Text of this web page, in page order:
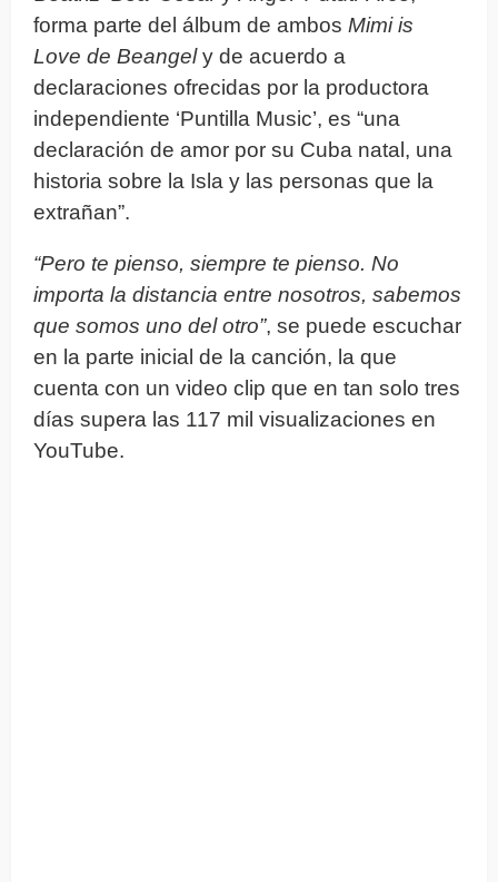
forma parte del álbum de ambos Mimi is
Love de Beangely de acuerdo a
declaraciones ofrecidas por la productora
independiente ‘Puntilla Music’, es “una
declaración de amor por su Cuba natal, una
historia sobre la Isla y las personas que la
extrañan”.
“Pero te pienso, siempre te pienso. No
importa la distancia entre nosotros, sabemos
que somos uno del otro”, se puede escuchar
en la parte inicial de la canción, la que
cuenta con un video clip que en tan solo tres
días supera las 117 mil visualizaciones en
YouTube.